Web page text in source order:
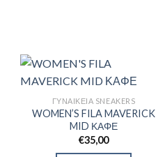
ΓΥΝΑΙΚΕΊΑ SNEAKERS
WOMEN’S FILA MAVERICK
MID ΚΑΦΕ
€35,00